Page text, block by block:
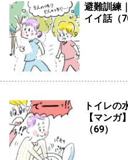
避難訓練
イイ話（
トイレの
【マン
（69）